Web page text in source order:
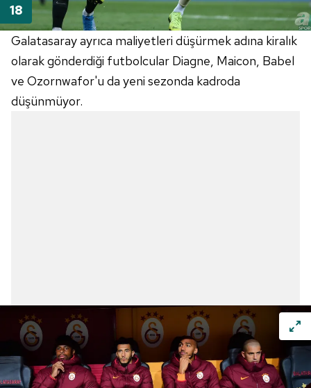
Galatasaray ayrıca maliyetleri düşürmek adına kiralık
olarak gönderdiği futbolcular Diagne Maicon Babel
ve Ozornwafor'u da yeni sezonda kadroda
düşünmüyor.